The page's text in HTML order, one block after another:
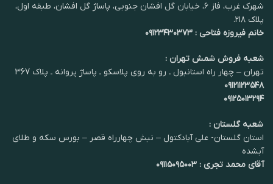
شهرک غرب، فاز ۶، خیابان گل افشان جنوبی، پاساژ گل افشان، طبقه اول،
پلاک ۲۱۸.
خانم فیروزه فتاحی : ۰۹۱۲۳۴۳۰۳۷۳
شعبه فروش شمش تهران :
تهران – چهار راه استانبول ـ رو به روی پلاسکو ـ پاساژ پروانه ـ پلاک 367
۰۹۱۲۱۱۲۳۵۴۸
۰۹۱۲۵۰۱۳۲۹۴
شعبه گلستان :
استان گلستان- علی آبادکتول – نبش چهارراه قصر – بورس سکه و طلای
آبشده
آقای محمد تجری : ۰۹۱۱۵۰۹۵۰۰۳